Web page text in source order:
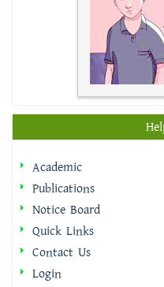
Academic
Publications
Notice Board
Quick Links
Contact Us
Login